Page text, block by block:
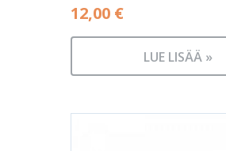
12,00 €
LUE LISÄÄ »